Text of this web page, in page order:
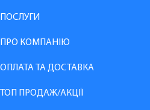
ПОСЛУГИ
ПРО КОМПАНІЮ
ОПЛАТА ТА ДОСТАВКА
ТОП ПРОДАЖ/АКЦІЇ